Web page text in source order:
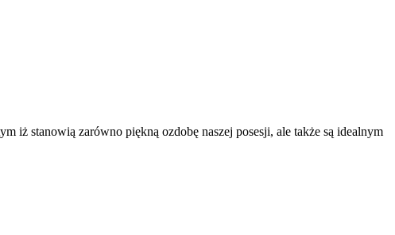
iż stanowią zarówno piękną ozdobę naszej posesji, ale także są idealnym